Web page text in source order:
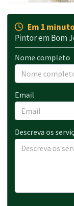
Em 1 minuto
Pintor em Bom
Nome completo
Email
Descreva os